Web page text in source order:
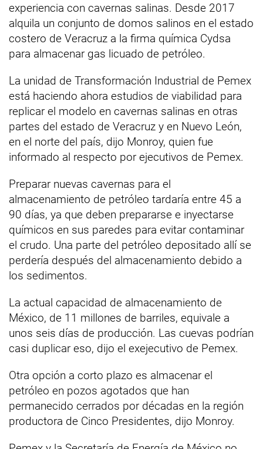
experiencia con cavernas salinas. Desde 2017
alquila un conjunto de domos salinos en el estado
costero de Veracruz a la firma química Cydsa
para almacenar gas licuado de petróleo.
La unidad de Transformación Industrial de Pemex
está haciendo ahora estudios de viabilidad para
replicar el modelo en cavernas salinas en otras
partes del estado de Veracruz y en Nuevo León,
en el norte del país, dijo Monroy, quien fue
informado al respecto por ejecutivos de Pemex.
Preparar nuevas cavernas para el
almacenamiento de petróleo tardaría entre 45 a
90 días, ya que deben prepararse e inyectarse
químicos en sus paredes para evitar contaminar
el crudo. Una parte del petróleo depositado allí se
perdería después del almacenamiento debido a
los sedimentos.
La actual capacidad de almacenamiento de
México, de 11 millones de barriles, equivale a
unos seis días de producción. Las cuevas podrían
casi duplicar eso, dijo el exejecutivo de Pemex.
Otra opción a corto plazo es almacenar el
petróleo en pozos agotados que han
permanecido cerrados por décadas en la región
productora de Cinco Presidentes, dijo Monroy.